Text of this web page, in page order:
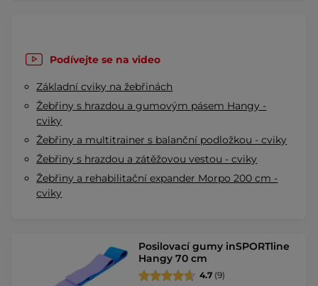
Podívejte se na video
Základní cviky na žebřinách
Žebřiny s hrazdou a gumovým pásem Hangy -
cviky
Žebřiny a multitrainer s balanční podložkou - cviky
Žebřiny s hrazdou a zátěžovou vestou - cviky
Žebřiny a rehabilitační expander Morpo 200 cm -
cviky
Posilovací gumy inSPORTline
Hangy 70 cm
4.7 (9)